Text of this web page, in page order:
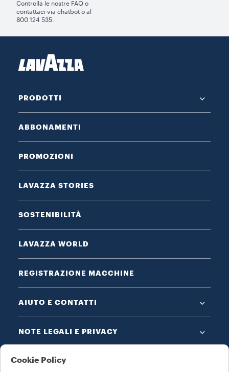
Controlla le nostre FAQ o
contattaci via chatbot o al
800 124 535.
PRODOTTI
ABBONAMENTI
PROMOZIONI
LAVAZZA STORIES
SOSTENIBILITÀ
LAVAZZA WORLD
REGISTRAZIONE MACCHINE
AIUTO E CONTATTI
NOTE LEGALI E PRIVACY
Cookie Policy